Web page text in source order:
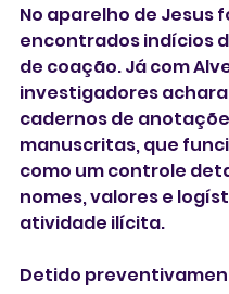
No aparelho de Jesus
encontrados indícios
de coação. Já com
investigadores
cadernos de
manuscritas, que
como um controle
nomes, valores e
atividade ilícita.
Detido